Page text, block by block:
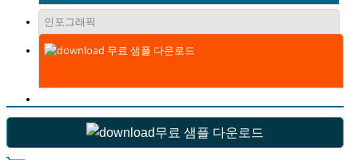
인포그래픽
무료 샘플 다운로드
무료 샘플 다운로드